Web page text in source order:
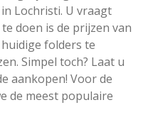
Lochristi. U vraagt
doen is de prijzen van
folders te
Simpel toch? Laat u
aankopen! Voor de
de meest populaire